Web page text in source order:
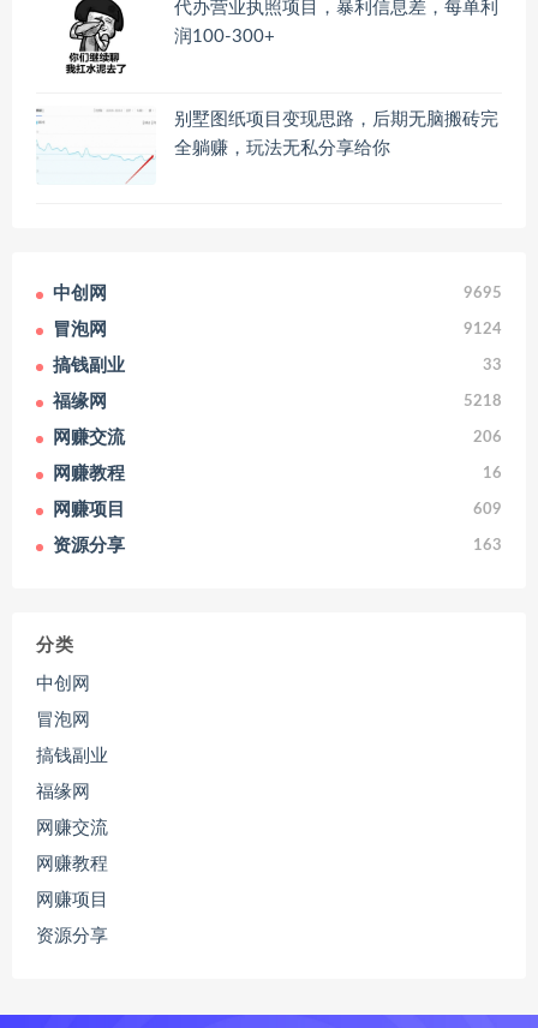
代办营业执照项目，暴利信息差，每单利
润100-300+
别墅图纸项目变现思路，后期无脑搬砖完
全躺赚，玩法无私分享给你
中创网 9695
冒泡网 9124
搞钱副业 33
福缘网 5218
网赚交流 206
网赚教程 16
网赚项目 609
资源分享 163
分类
中创网
冒泡网
搞钱副业
福缘网
网赚交流
网赚教程
网赚项目
资源分享